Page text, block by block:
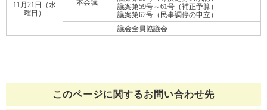
11月21日（水
曜日）
本会議
議案第59号～61号（補正予算）
議案第62号（民事調停の申立）
議会全員協議会
このページに関するお問い合わせ先